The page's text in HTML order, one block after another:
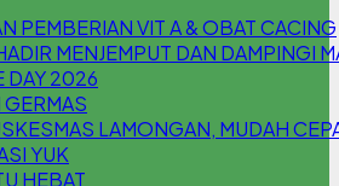
PEMBERIAN VIT A & OBAT CACING
MENJEMPUT DAN DAMPINGI
DAY 2026
GERMAS
LAMONGAN, MUDAH
YUK
HEBAT